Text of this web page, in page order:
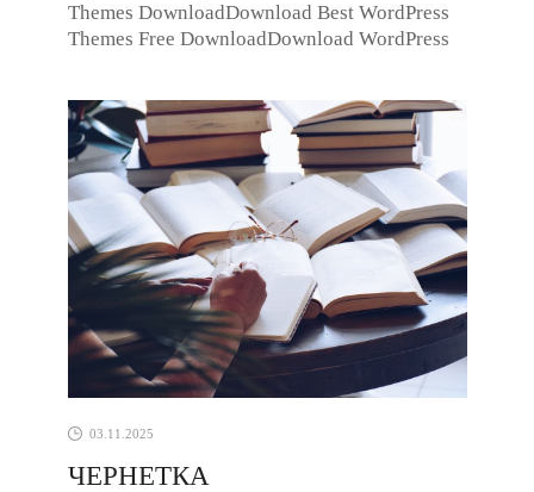
Themes DownloadDownload Best WordPress
Themes Free DownloadDownload WordPress
03.11.2025
ЧЕРНЕТКА